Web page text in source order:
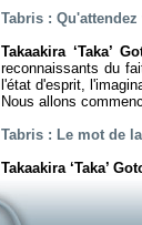
Tabris :
Takaakira ‘Taka’
reconnaissants du
l'état d'esprit,
Nous allons
Tabris : Le mot de
Takaakira ‘Taka’